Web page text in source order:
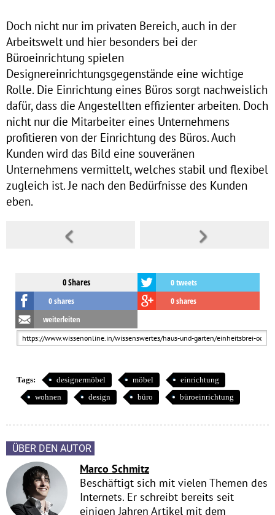
Doch nicht nur im privaten Bereich, auch in der
Arbeitswelt und hier besonders bei der
Büroeinrichtung spielen
Designereinrichtungsgegenstände eine wichtige
Rolle. Die Einrichtung eines Büros sorgt nachweislich
dafür, dass die Angestellten effizienter arbeiten. Doch
nicht nur die Mitarbeiter eines Unternehmens
profitieren von der Einrichtung des Büros. Auch
Kunden wird das Bild eine souveränen
Unternehmens vermittelt, welches stabil und flexibel
zugleich ist. Je nach den Bedürfnisse des Kunden
eben.
0 Shares
0 tweets
0 shares
0 shares
weiterleiten
Tags: designermöbel möbel
einrichtung
wohnen
design büro büroeinrichtung
ÜBER DEN AUTOR
Marco Schmitz
Beschäftigt sich mit vielen Themen des
Internets. Er schreibt bereits seit
einigen Jahren Artikel mit dem